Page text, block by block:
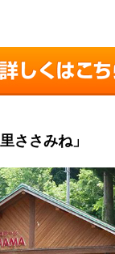
ささみね」